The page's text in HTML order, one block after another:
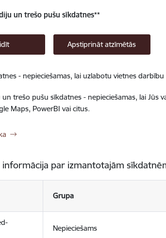
un trešo pušu sīkdatnes**
Apstiprināt atzīmētās
- nepieciešamas, lai uzlabotu vietnes
un trešo pušu sīkdatnes - nepieciešamas, lai
Maps, PowerBI vai citus.
informācija par izmantotajām
Grupa
Nepieciešams